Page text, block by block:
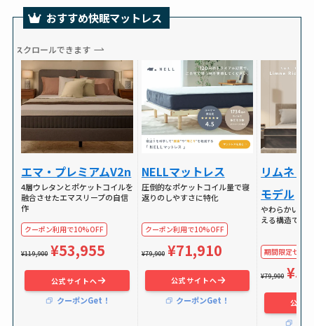
おすすめ快眠マットレス
スクロールできます
エマ・プレミアムV2n
4層ウレタンとポケットコイルを
融合させたエマスリープの自信
作
クーポン利用で10%OFF
¥119,900 ¥53,955
公式サイトへ
クーポンGet！
NELLマットレス
圧倒的なポケットコイル量で寝
返りのしやすさに特化
クーポン利用で10%OFF
¥79,900 ¥71,910
公式サイトへ
クーポンGet！
リムネリ
モデル
やわらかい独
える構造で体
期間限定セー
¥79,900
公式